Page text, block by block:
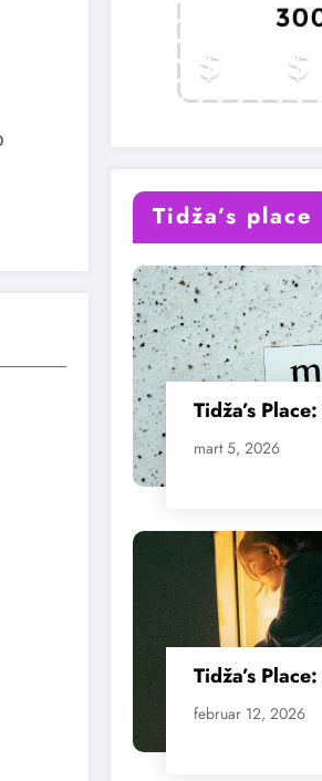
Tidža’s place
Tidža’s
mart 5, 2026
Tidža’s
februar 12, 2026